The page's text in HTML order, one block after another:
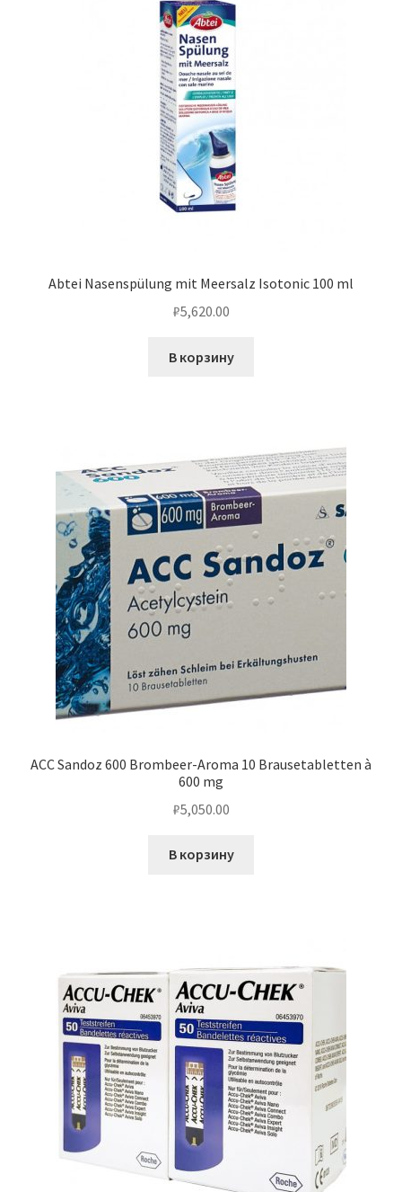
Abtei Nasenspülung mit Meersalz Isotonic 100 ml
₽5,620.00
В корзину
ACC Sandoz 600 Brombeer-Aroma 10 Brausetabletten à
600 mg
₽5,050.00
В корзину